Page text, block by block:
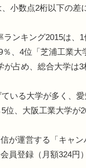
小数点2桁以下の差
ンキング2015は、1
、4位「芝浦工業
占め、総合大学は3
る大学が多く、
、大阪工業大学が
運営する「キャン
員登録（月額324円